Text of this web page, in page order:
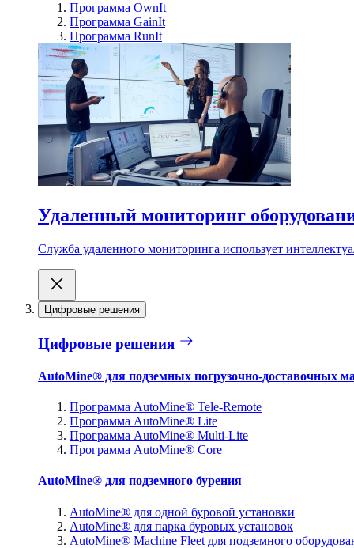
Программа OwnIt
Программа GainIt
Программа RunIt
Удаленный мониторинг
Служба удаленного мониторинга использует
Цифровые решения
Цифровые решения
AutoMine® для подземных погрузочно-доставочных
Программа AutoMine® Tele-Remote
Программа AutoMine® Lite
Программа AutoMine® Multi-Lite
Программа AutoMine® Core
AutoMine® для подземного бурения
AutoMine® для одной буровой установки
AutoMine® для парка буровых установок
AutoMine® Machine Fleet для подземного